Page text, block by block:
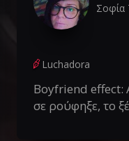
Σοφία
Luchadora
Boyfriend effect:
σε ρούφηξε, το